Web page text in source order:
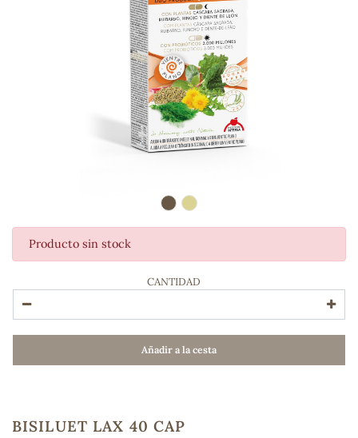
Producto sin stock
CANTIDAD
Añadir a la cesta
BISILUET LAX 40 CAP